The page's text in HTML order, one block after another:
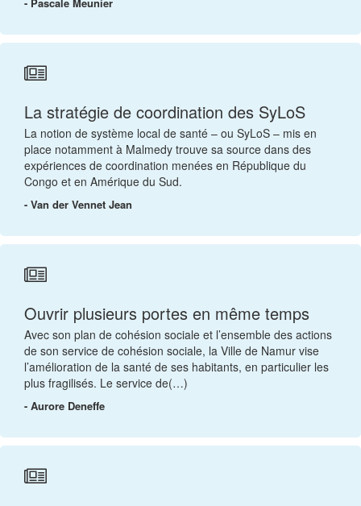
La stratégie de coordination des SyLoS
La notion de système local de santé – ou SyLoS – mis en
place notamment à Malmedy trouve sa source dans des
expériences de coordination menées en République du
Congo et en Amérique du Sud.
- Van der Vennet Jean
Ouvrir plusieurs portes en même temps
Avec son plan de cohésion sociale et l’ensemble des actions
de son service de cohésion sociale, la Ville de Namur vise
l’amélioration de la santé de ses habitants, en particulier les
plus fragilisés. Le service de(…)
- Aurore Deneffe